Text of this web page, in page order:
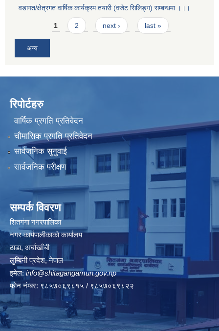
वडागत/क्षेत्रगत वार्षिक कार्यक्रम तयारी (वजेट सिलिङ्ग) सम्बन्धमा ।।।
Pages1 2 next › last »
अन्य
रिपोर्टहरु
वार्षिक प्रगति प्रतिवेदन
चौमासिक प्रगति प्रतिवेदन
सार्वजनिक सुनुवाई
सार्वजनिक परीक्षण
सम्पर्क विवरण
शितगंगा नगरपालिका
नगर कार्यपालीकाकाे कार्यालय
ठाडा, अर्घाखाँची
लुम्बिनी प्रदेश, नेपाल
इमेल: info@shitagangamun.gov.np
फोन नंम्बर: ९८५७०६९८१५ / ९८५७०६९८२२